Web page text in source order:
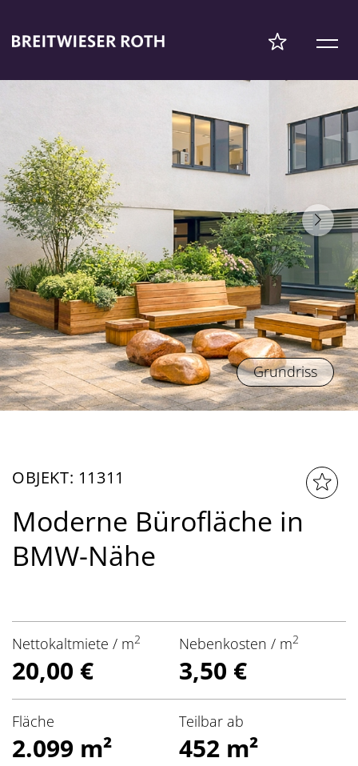
Grundriss
OBJEKT: 11311
Moderne Bürofläche in
BMW-Nähe
Nettokaltmiete / m2
20,00 €
Nebenkosten / m2
3,50 €
Fläche
2.099 m²
Teilbar ab
452 m²